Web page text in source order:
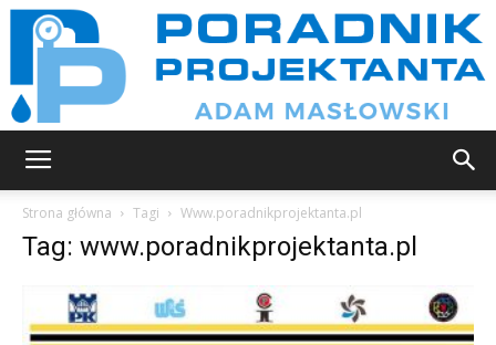
Strona główna Tagi Www.poradnikprojektanta.pl
Tag: www.poradnikprojektanta.pl